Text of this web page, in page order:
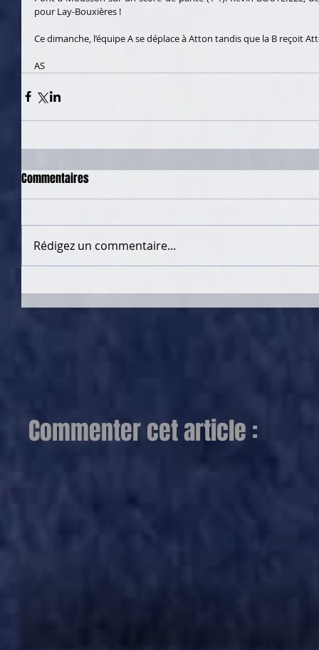
pour Lay-Bouxières !
Ce dimanche, l’équipe A se déplace à Atton tandis que la B reçoit
AS
Commentaires
Rédigez un commentaire...
Commenter cet article :